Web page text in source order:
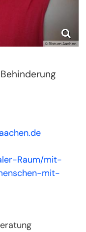
© Bistum Aachen
Raum/mit-
mit-